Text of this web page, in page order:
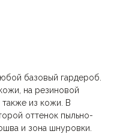
базовый гардероб.
на резиновой
также из кожи. В
оттенок пыльно-
и зона шнуровки.